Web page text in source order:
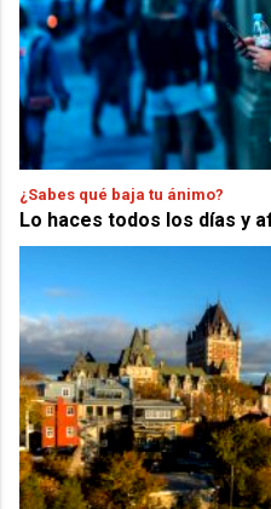
¿Sabes qué baja tu ánimo?
Lo haces todos los días y